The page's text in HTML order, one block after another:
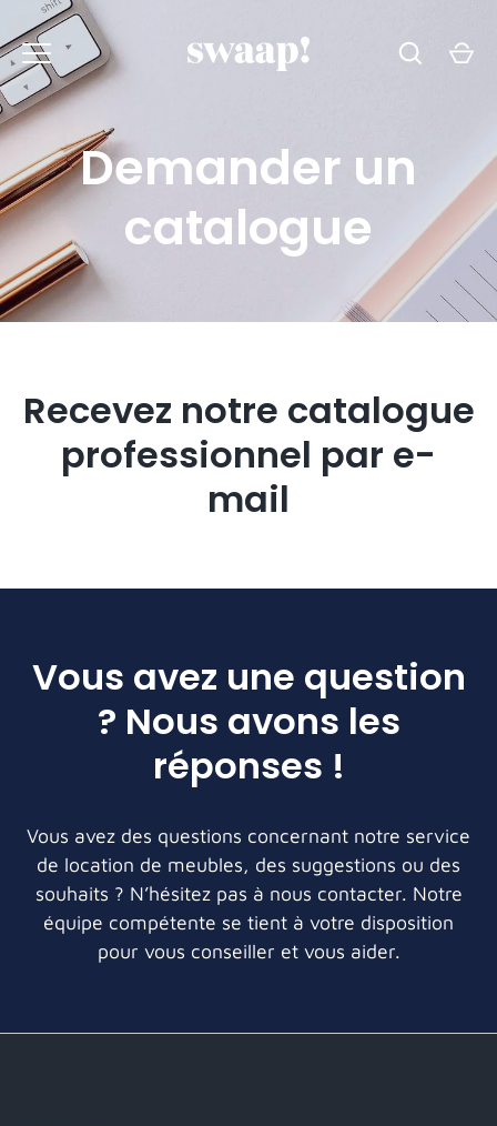
Passer
au
contenu
Demander un
catalogue
Recevez notre catalogue
professionnel par e-
mail
Vous avez une question
? Nous avons les
réponses !
Vous avez des questions concernant notre service
de location de meubles, des suggestions ou des
souhaits ? N’hésitez pas à nous contacter. Notre
équipe compétente se tient à votre disposition
pour vous conseiller et vous aider.